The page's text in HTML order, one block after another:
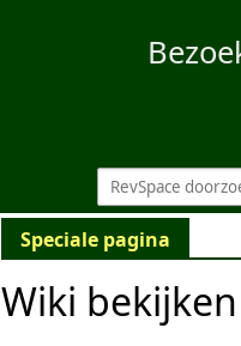
Speciale pagina
Wiki bekijken